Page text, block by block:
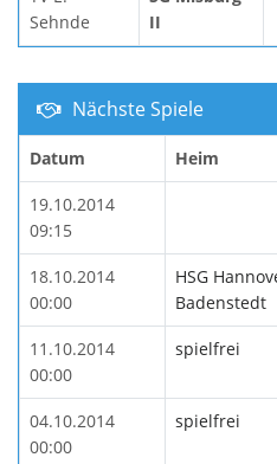
Sehnde
II
Nächste Spiele
Datum Heim
19.10.2014
09:15
18.10.2014
00:00
HSG
Badenstedt
11.10.2014
00:00
spielfrei
04.10.2014
00:00
spielfrei